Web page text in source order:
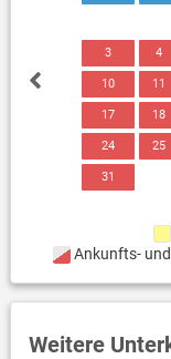
3 4
10 11
17 18
24 25
31
Ankunfts- und
Weitere